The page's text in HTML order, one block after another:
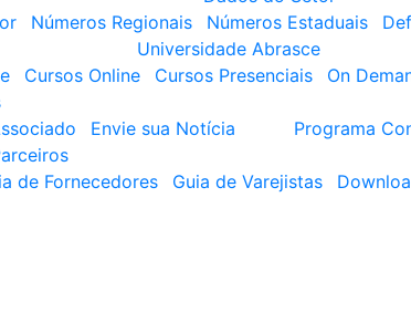
Números Regionais Números Estaduais
Universidade Abrasce
Cursos Online Cursos Presenciais On
Envie sua Notícia
Programa
de Fornecedores Guia de Varejistas